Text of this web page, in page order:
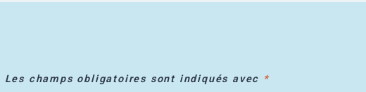
Les champs obligatoires sont indiqués avec *